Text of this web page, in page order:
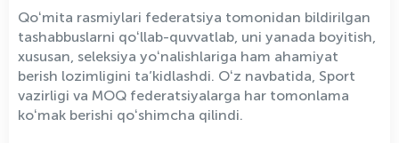
Qoʻmita rasmiylari federatsiya tomonidan bildirilgan
tashabbuslarni qoʻllab-quvvatlab, uni yanada boyitish,
xususan, seleksiya yoʻnalishlariga ham ahamiyat
berish lozimligini ta’kidlashdi. Oʻz navbatida, Sport
vazirligi va MOQ federatsiyalarga har tomonlama
koʻmak berishi qoʻshimcha qilindi.